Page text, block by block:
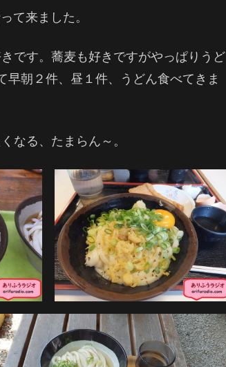
て来ました。
です。蕎麦も好きですがやっぱりうど
朝２件、昼１件、うどん食べてきま
なる、たまらん～。